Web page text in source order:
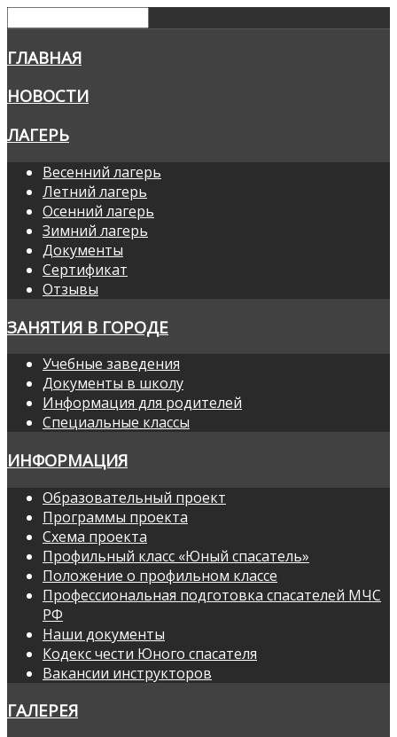
ГЛАВНАЯ
НОВОСТИ
ЛАГЕРЬ
Весенний лагерь
Летний лагерь
Осенний лагерь
Зимний лагерь
Документы
Сертификат
Отзывы
ЗАНЯТИЯ В ГОРОДЕ
Учебные заведения
Документы в школу
Информация для родителей
Специальные классы
ИНФОРМАЦИЯ
Образовательный проект
Программы проекта
Схема проекта
Профильный класс «Юный спасатель»
Положение о профильном классе
Профессиональная подготовка спасателей МЧС
РФ
Наши документы
Кодекс чести Юного спасателя
Вакансии инструкторов
ГАЛЕРЕЯ